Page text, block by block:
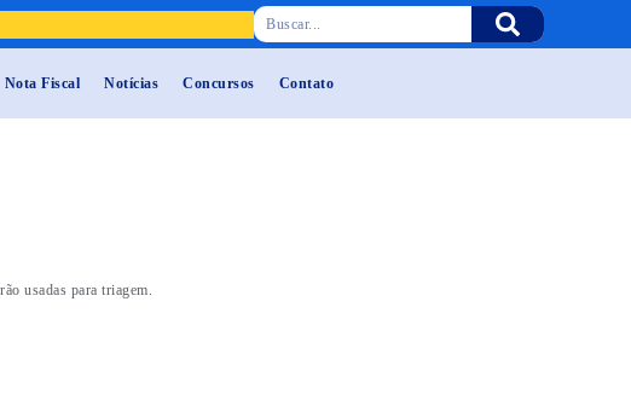
Nota Fiscal Notícias Concursos Contato
usadas para triagem.